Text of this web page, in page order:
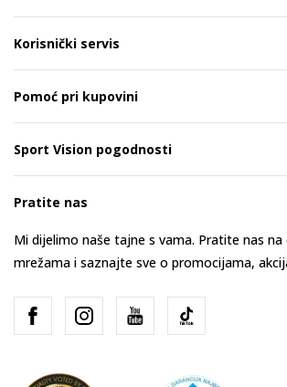
Korisnički servis
Pomoć pri kupovini
Sport Vision pogodnosti
Pratite nas
Mi dijelimo naše tajne s vama. Pratite nas
mrežama i saznajte sve o promocijama,